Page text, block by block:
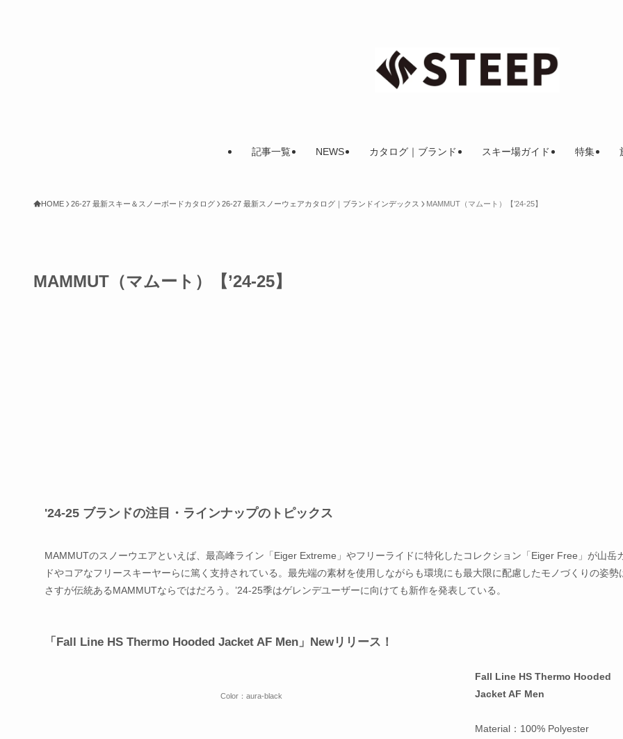
記事一覧 NEWS カタログ｜ブランド スキー場ガイド 特集
HOME 26-27 最新スキー＆スノーボードカタログ 26-27 最新スノーウェアカタログ｜ブランドインデックス MAMMUT（マムート）【’24-25】
MAMMUT（マムート）【’24-25】
'24-25 ブランドの注目・ラインナップのトピックス
MAMMUTのスノーウエアといえば、最高峰ライン「Eiger Extreme」やフリーライドに特化したコレクション「Eiger Free」が山岳
ドやコアなフリースキーヤーらに篤く支持されている。最先端の素材を使用しながらも環境にも最大限に配慮したモノづくりの姿勢
さすが伝統あるMAMMUTならではだろう。’24-25季はゲレンデユーザーに向けても新作を発表している。
「Fall Line HS Thermo Hooded Jacket AF Men」Newリリース！
Color：aura-black
Fall Line HS Thermo Hooded
Jacket AF Men
Material：100% Polyester